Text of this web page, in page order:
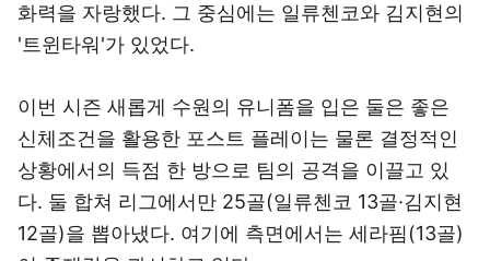
화력을 자랑했다. 그 중심에는 일류첸코와 김지현의
'트윈타워'가 있었다.
이번 시즌 새롭게 수원의 유니폼을 입은 둘은 좋은
신체조건을 활용한 포스트 플레이는 물론 결정적인
상황에서의 득점 한 방으로 팀의 공격을 이끌고 있
다. 둘 합쳐 리그에서만 25골(일류첸코 13골·김지현
12골)을 뽑아냈다. 여기에 측면에서는 세라핌(13골)